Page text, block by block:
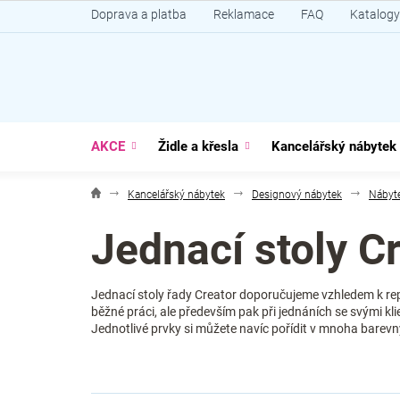
na
Doprava a platba Reklamace FAQ Katalogy
AKCE Židle a křesla Kancelářský nábytek
Kancelářský nábytek Designový nábytek
Jednací stoly
Jednací stoly řady Creator doporučujeme vzhledem k
běžné práci, ale především pak při jednáních se svými
Jednotlivé prvky si můžete navíc pořídit v mnoha